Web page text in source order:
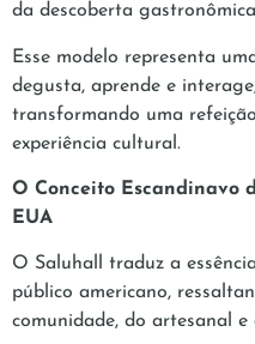
da descoberta
Esse modelo representa
degusta, aprende e
transformando uma
experiência cultural.
O Conceito Escandinavo
EUA
O Saluhall traduz a
público americano,
comunidade, do artesanal e